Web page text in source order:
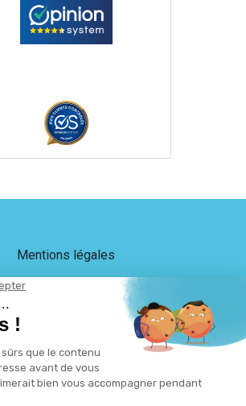
Mentions légales
LEB Communication